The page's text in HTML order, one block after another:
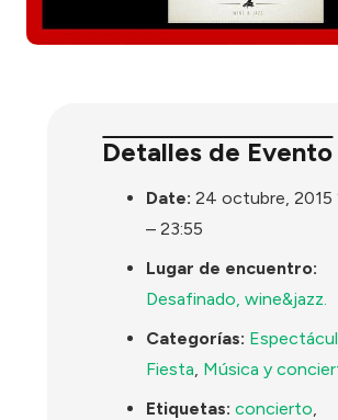
Detalles de Evento
Date: 24 octubre, 2015
–23:55
Lugar de encuentro:
Desafinado, wine&jazz.
Categorías:
Fiesta, Música y
Etiquetas: concierto,